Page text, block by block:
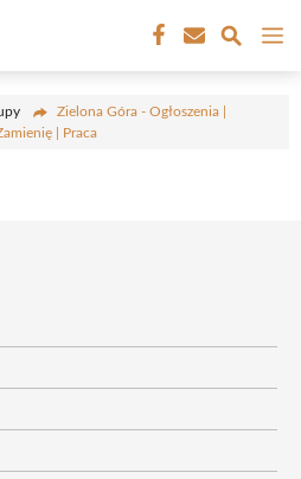
Zielona Góra - Ogłoszenia |
| Praca